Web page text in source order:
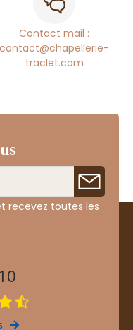
Contact mail :
contact@chapellerie-
traclet.com
recevez toutes les